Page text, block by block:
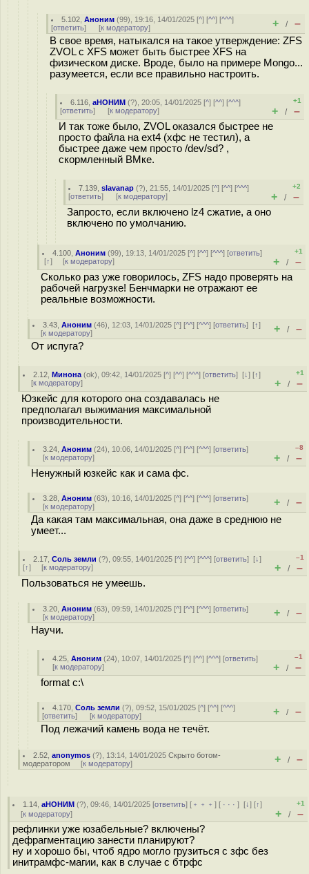
5.102 ,Аноним (99), 19:16, 14/01/2025 [^] [^^] [^^^]
[ответить] [к модератору] + / –
В свое время, натыкался на такое утверждение: ZFS
ZVOL с XFS может быть быстрее XFS на
физическом диске. Вроде, было на примере Mongo...
разумеется, если все правильно настроить.
6.116 ,аНОНИМ (?), 20:05, 14/01/2025 [^] [^^] [^^^]
[ответить] [к модератору]
+1
+ / –
И так тоже было, ZVOL оказался быстрее не
просто файла на ext4 (хфс не тестил), а
быстрее даже чем просто /dev/sd? ,
скормленный ВМке.
7.139 ,slavanap (?), 21:55, 14/01/2025 [^] [^^] [^^^]
[ответить] [к модератору]
+2
+ / –
Запросто, если включено lz4 сжатие, а оно
включено по умолчанию.
4.100 ,Аноним (99), 19:13, 14/01/2025 [^] [^^] [^^^] [ответить]
[↑] [к модератору]
+1
+ / –
Сколько раз уже говорилось, ZFS надо проверять на
рабочей нагрузке! Бенчмарки не отражают ее
реальные возможности.
3.43 ,Аноним (46), 12:03, 14/01/2025 [^] [^^] [^^^] [ответить][↑]
[к модератору] + / –
От испуга?
2.12 ,Минона (ok), 09:42, 14/01/2025 [^] [^^] [^^^] [ответить][↓] [↑]
[к модератору]
+1
+ / –
Юзкейс для которого она создавалась не
предполагал выжимания максимальной
производительности.
3.24 ,Аноним (24), 10:06, 14/01/2025 [^] [^^] [^^^] [ответить]
[к модератору]
–8
+ / –
Ненужный юзкейс как и сама фс.
3.28 ,Аноним (63), 10:16, 14/01/2025 [^] [^^] [^^^] [ответить]
[к модератору] + / –
Да какая там максимальная, она даже в среднюю не
умеет...
2.17 ,Соль земли (?), 09:55, 14/01/2025 [^] [^^] [^^^] [ответить][↓]
[↑] [к модератору]
–1
+ / –
Пользоваться не умеешь.
3.20 ,Аноним (63), 09:59, 14/01/2025 [^] [^^] [^^^] [ответить]
[к модератору] + / –
Научи.
4.25 ,Аноним (24), 10:07, 14/01/2025 [^] [^^] [^^^] [ответить]
[к модератору]
–1
+ / –
format c:\
4.170 ,Соль земли (?), 09:52, 15/01/2025 [^] [^^] [^^^]
[ответить] [к модератору] + / –
Под лежачий камень вода не течёт.
2.52 ,anonymos (?), 13:14, 14/01/2025Скрыто ботом-
модератором [к модератору] + / –
1.14 ,аНОНИМ (?), 09:46, 14/01/2025 [ответить] [ ﹢﹢﹢] [ · · ·][↓] [↑]
[к модератору]
+1
+ / –
рефлинки уже юзабельные? включены?
дефрагментацию занести планируют?
ну и хорошо бы, чтоб ядро могло грузиться с зфс без
инитрамфс-магии, как в случае с бтрфс